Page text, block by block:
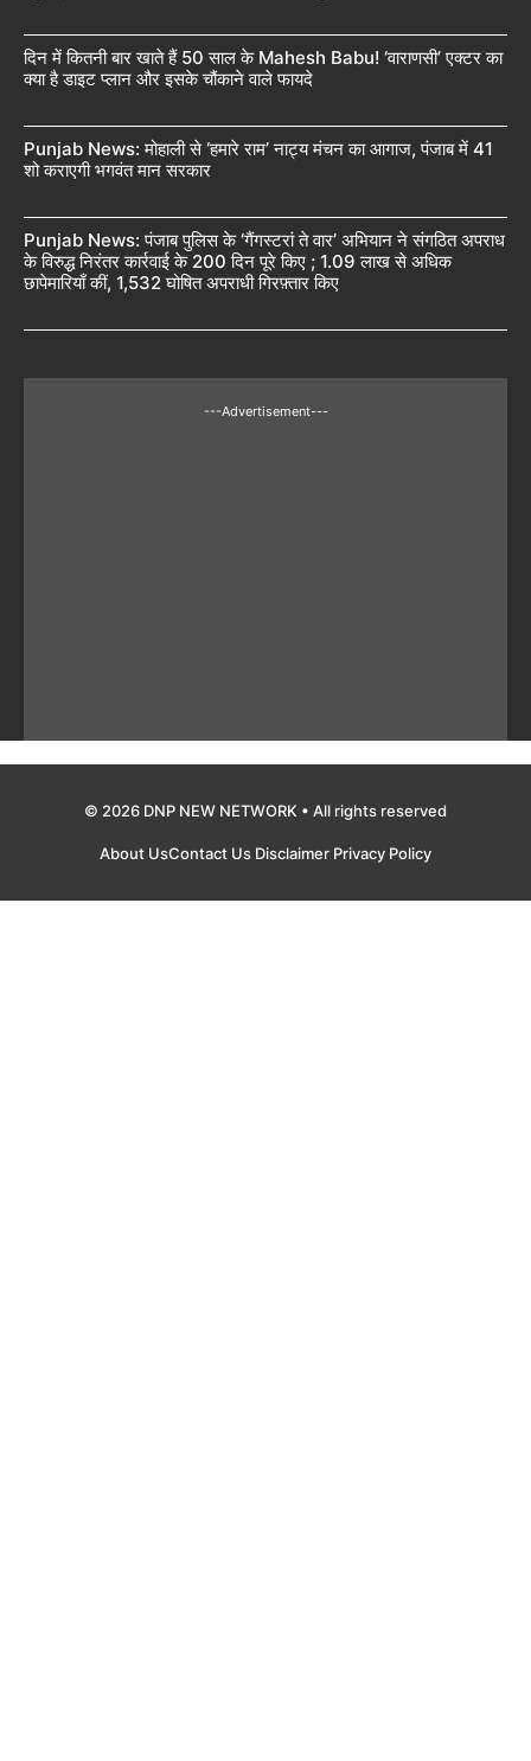
दिन में कितनी बार खाते हैं 50 साल के Mahesh Babu! ‘वाराणसी’ एक्टर का
क्या है डाइट प्लान और इसके चौंकाने वाले फायदे
Punjab News: मोहाली से ‘हमारे राम’ नाट्य मंचन का आगाज, पंजाब में 41
शो कराएगी भगवंत मान सरकार
Punjab News: पंजाब पुलिस के ‘गैंगस्टरां ते वार’ अभियान ने संगठित अपराध
के विरुद्ध निरंतर कार्रवाई के 200 दिन पूरे किए ; 1.09 लाख से अधिक
छापेमारियाँ कीं, 1,532 घोषित अपराधी गिरफ़्तार किए
---Advertisement---
© 2026 DNP NEW NETWORK • All rights reserved
About UsContact Us Disclaimer Privacy Policy